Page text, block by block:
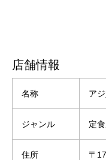
店舗情報
名称 ア
ジャンル 定
住所
〒